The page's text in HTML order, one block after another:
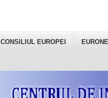
CONSILIUL EUROPEI